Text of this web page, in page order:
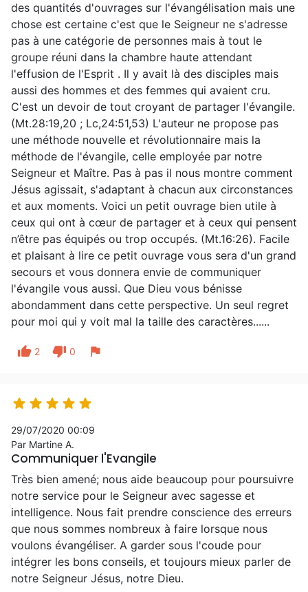
des quantités d'ouvrages sur l'évangélisation mais une
chose est certaine c'est que le Seigneur ne s'adresse
pas à une catégorie de personnes mais à tout le
groupe réuni dans la chambre haute attendant
l'effusion de l'Esprit . Il y avait là des disciples mais
aussi des hommes et des femmes qui avaient cru.
C'est un devoir de tout croyant de partager l'évangile.
(Mt.28:19,20 ; Lc,24:51,53) L'auteur ne propose pas
une méthode nouvelle et révolutionnaire mais la
méthode de l'évangile, celle employée par notre
Seigneur et Maître. Pas à pas il nous montre comment
Jésus agissait, s'adaptant à chacun aux circonstances
et aux moments. Voici un petit ouvrage bien utile à
ceux qui ont à cœur de partager et à ceux qui pensent
n’être pas équipés ou trop occupés. (Mt.16:26). Facile
et plaisant à lire ce petit ouvrage vous sera d'un grand
secours et vous donnera envie de communiquer
l'évangile vous aussi. Que Dieu vous bénisse
abondamment dans cette perspective. Un seul regret
pour moi qui y voit mal la taille des caractères......
thumb_up 2 thumb_down 0 flag
    
29/07/2020 00:09
Par Martine A.
Communiquer l'Evangile
Très bien amené; nous aide beaucoup pour poursuivre
notre service pour le Seigneur avec sagesse et
intelligence. Nous fait prendre conscience des erreurs
que nous sommes nombreux à faire lorsque nous
voulons évangéliser. A garder sous l'coude pour
intégrer les bons conseils, et toujours mieux parler de
notre Seigneur Jésus, notre Dieu.